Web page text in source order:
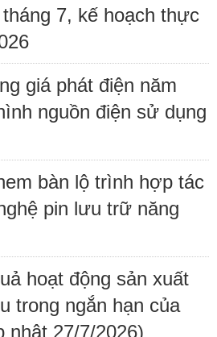
7, kế hoạch thực
giá phát điện năm
nguồn điện sử dụng
bàn lộ trình hợp tác
pin lưu trữ năng
hoạt động sản xuất
trong ngắn hạn của
nhật 27/7/2026)